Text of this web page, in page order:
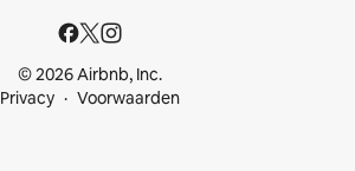
© 2026 Airbnb, Inc.
Privacy
Voorwaarden